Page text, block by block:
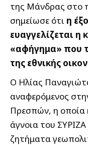
της Μάνδρας στο
σημείωσε ότι η
ευαγγελίζεται η
«αφήγημα» που
της εθνικής
Ο Ηλίας
αναφερόμενος
Πρεσπών, η οποία
άγνοια του ΣΥΡΙΖΑ
ζητήματα